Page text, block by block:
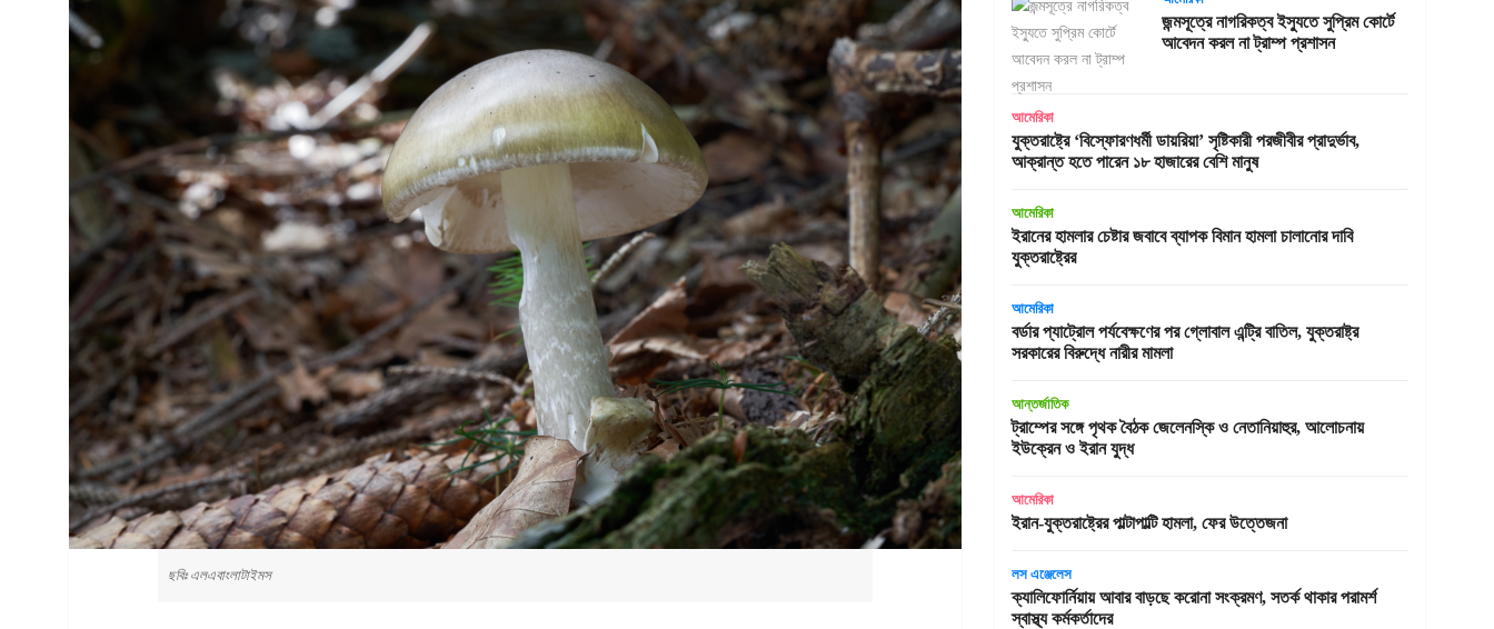
ছবিঃ এলএবাংলাটাইমস
জন্মসূত্রে নাগরিকত্ব ইস্যুতে সুপ্রিম কোর্টে
আবেদন করল না ট্রাম্প প্রশাসন
আমেরিকা
যুক্তরাষ্ট্রে ‘বিস্ফোরণধর্মী ডায়রিয়া’ সৃষ্টিকারী পরজীবীর প্রাদুর্ভাব,
আক্রান্ত হতে পারেন ১৮ হাজারের বেশি মানুষ
আমেরিকা
ইরানের হামলার চেষ্টার জবাবে ব্যাপক বিমান হামলা চালানোর দাবি
যুক্তরাষ্ট্রের
আমেরিকা
বর্ডার প্যাট্রোল পর্যবেক্ষণের পর গ্লোবাল এন্ট্রি বাতিল, যুক্তরাষ্ট্র
সরকারের বিরুদ্ধে নারীর মামলা
আন্তর্জাতিক
ট্রাম্পের সঙ্গে পৃথক বৈঠক জেলেনস্কি ও নেতানিয়াহুর, আলোচনায়
ইউক্রেন ও ইরান যুদ্ধ
আমেরিকা
ইরান-যুক্তরাষ্ট্রের পাল্টাপাল্টি হামলা, ফের উত্তেজনা
লস এঞ্জেলেস
ক্যালিফোর্নিয়ায় আবার বাড়ছে করোনা সংক্রমণ, সতর্ক থাকার পরামর্শ
স্বাস্থ্য কর্মকর্তাদের